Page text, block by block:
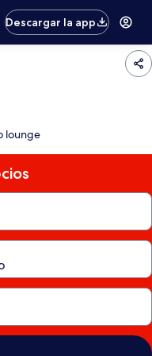
Descargar la app
lounge